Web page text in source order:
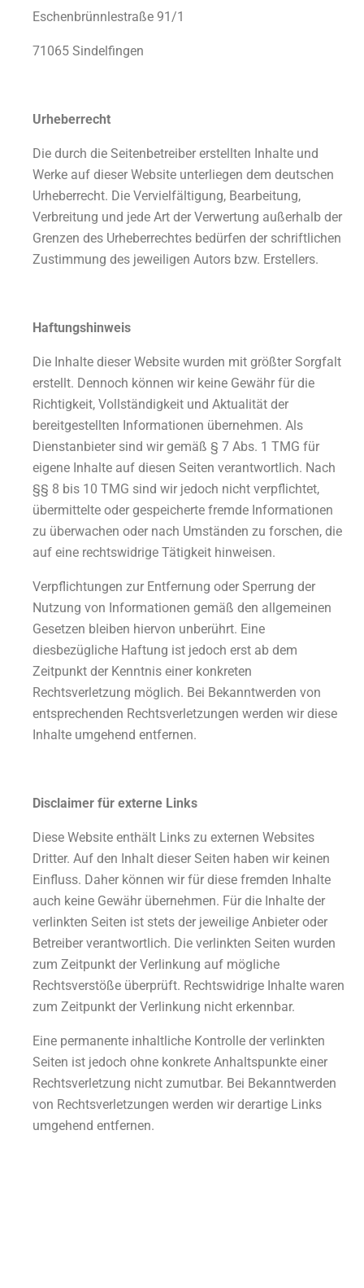
Eschenbrünnlestraße 91/1
71065 Sindelfingen
Urheberrecht
Die durch die Seitenbetreiber erstellten Inhalte und
Werke auf dieser Website unterliegen dem deutschen
Urheberrecht. Die Vervielfältigung, Bearbeitung,
Verbreitung und jede Art der Verwertung außerhalb der
Grenzen des Urheberrechtes bedürfen der schriftlichen
Zustimmung des jeweiligen Autors bzw. Erstellers.
Haftungshinweis
Die Inhalte dieser Website wurden mit größter Sorgfalt
erstellt. Dennoch können wir keine Gewähr für die
Richtigkeit, Vollständigkeit und Aktualität der
bereitgestellten Informationen übernehmen. Als
Dienstanbieter sind wir gemäß § 7 Abs. 1 TMG für
eigene Inhalte auf diesen Seiten verantwortlich. Nach
§§ 8 bis 10 TMG sind wir jedoch nicht verpflichtet,
übermittelte oder gespeicherte fremde Informationen
zu überwachen oder nach Umständen zu forschen, die
auf eine rechtswidrige Tätigkeit hinweisen.
Verpflichtungen zur Entfernung oder Sperrung der
Nutzung von Informationen gemäß den allgemeinen
Gesetzen bleiben hiervon unberührt. Eine
diesbezügliche Haftung ist jedoch erst ab dem
Zeitpunkt der Kenntnis einer konkreten
Rechtsverletzung möglich. Bei Bekanntwerden von
entsprechenden Rechtsverletzungen werden wir diese
Inhalte umgehend entfernen.
Disclaimer für externe Links
Diese Website enthält Links zu externen Websites
Dritter. Auf den Inhalt dieser Seiten haben wir keinen
Einfluss. Daher können wir für diese fremden Inhalte
auch keine Gewähr übernehmen. Für die Inhalte der
verlinkten Seiten ist stets der jeweilige Anbieter oder
Betreiber verantwortlich. Die verlinkten Seiten wurden
zum Zeitpunkt der Verlinkung auf mögliche
Rechtsverstöße überprüft. Rechtswidrige Inhalte waren
zum Zeitpunkt der Verlinkung nicht erkennbar.
Eine permanente inhaltliche Kontrolle der verlinkten
Seiten ist jedoch ohne konkrete Anhaltspunkte einer
Rechtsverletzung nicht zumutbar. Bei Bekanntwerden
von Rechtsverletzungen werden wir derartige Links
umgehend entfernen.